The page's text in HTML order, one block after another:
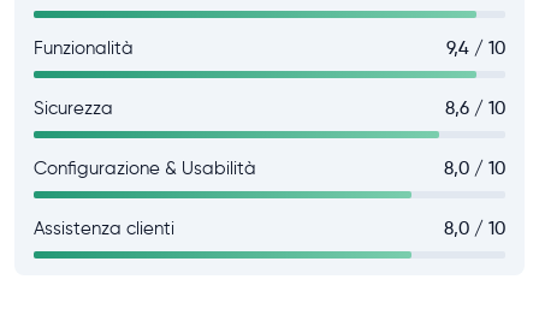
Funzionalità 9,4 / 10
Sicurezza 8,6 / 10
Configurazione & Usabilità 8,0 / 10
Assistenza clienti 8,0 / 10